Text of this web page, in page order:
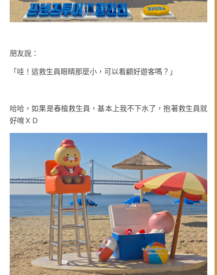
朋友說：
「哇！這救生員眼睛那麼小，可以看顧好遊客嗎？」
哈哈，如果是春植救生員，基本上我不下水了，抱著救生員就
好唷ＸＤ